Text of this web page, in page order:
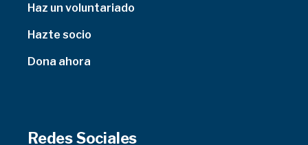
Haz un voluntariado
Hazte socio
Dona ahora
Redes Sociales